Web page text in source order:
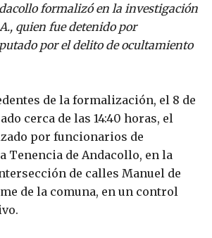
formalizó en la investigación
quien fue detenido por
por el delito de ocultamiento
de la formalización, el 8 de
cerca de las 14:40 horas, el
por funcionarios de
Tenencia de Andacollo, en la
de calles Manuel de
de la comuna, en un control